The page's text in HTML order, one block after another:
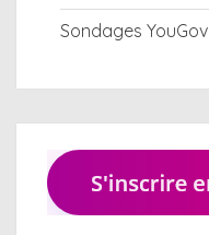
Sondages YouGov